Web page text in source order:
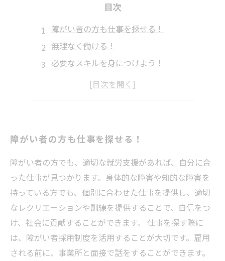
目次
障がい者の方も仕事を探せる！
無理なく働ける！
必要なスキルを身につけよう！
同じ立場の仲間と情報交換しよう！
障がい者の方も仕事を探せる！
障がい者の方でも、適切な就労支援があれば、自分に合
った仕事が見つかります。身体的な障害や知的な障害を
持っている方でも、個別に合わせた仕事を提供し、適切
なレクリエーションや訓練を提供することで、自信をつ
け、社会に貢献することができます。 仕事を探す際に
は、障がい者採用制度を活用することが大切です。雇用
される前に、事業所と面接で話をすることができます。